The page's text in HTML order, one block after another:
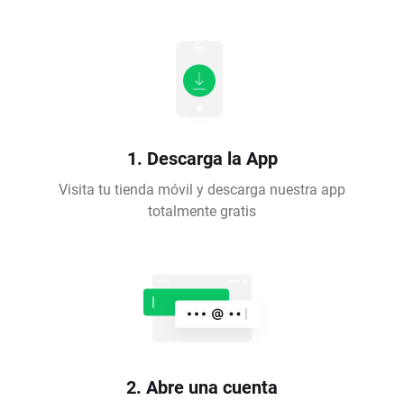
1. Descarga la App
Visita tu tienda móvil y descarga nuestra app
totalmente gratis
2. Abre una cuenta